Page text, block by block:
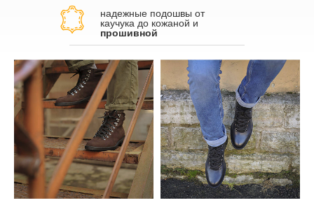
надежные подошвы от
каучука до кожаной и
прошивной